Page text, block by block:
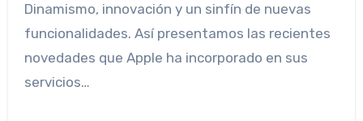
Dinamismo, innovación y un sinfín de nuevas
funcionalidades. Así presentamos las recientes
novedades que Apple ha incorporado en sus
servicios…